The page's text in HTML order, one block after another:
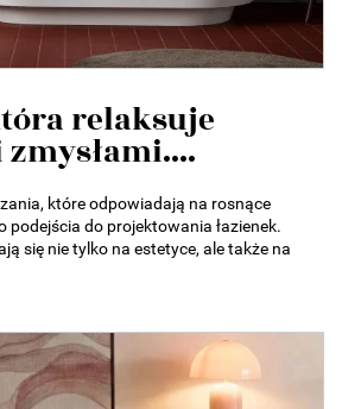
relaksuje
które odpowiadają na rosnące
podejścia do projektowania łazienek.
się nie tylko na estetyce, ale także na